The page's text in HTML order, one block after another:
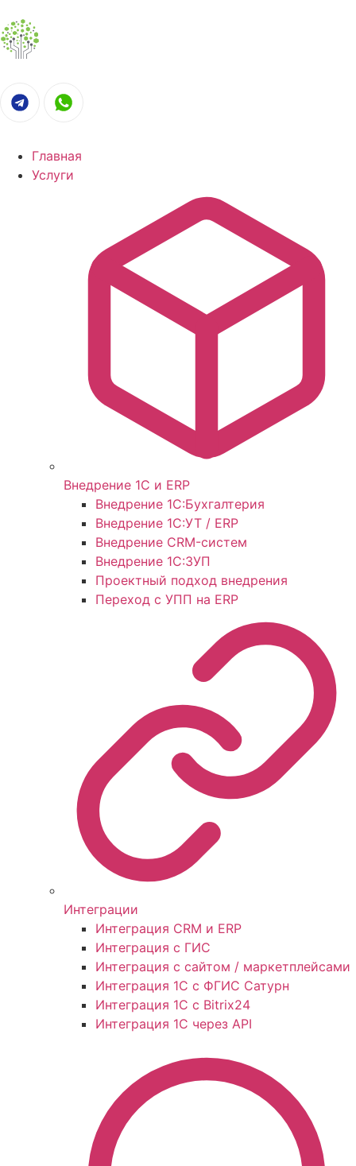
Главная
Услуги
Внедрение 1С и ERP
Внедрение 1С:Бухгалтерия
Внедрение 1С:УТ / ERP
Внедрение CRM-систем
Внедрение 1С:ЗУП
Проектный подход внедрения
Переход с УПП на ERP
Интеграции
Интеграция CRM и ERP
Интеграция с ГИС
Интеграция с сайтом / маркетплейсами
Интеграция 1С с ФГИС Сатурн
Интеграция 1С с Bitrix24
Интеграция 1С через API